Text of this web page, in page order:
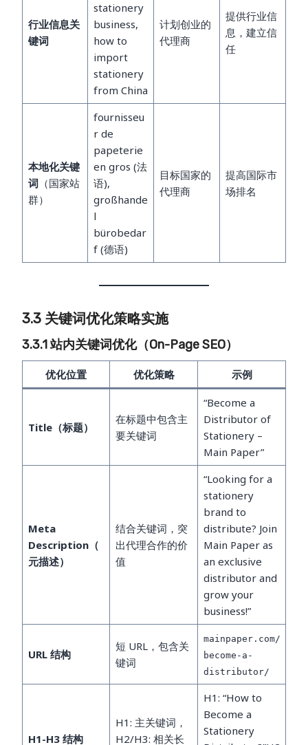
行业信息关
键词
stationery
business,
how to
import
stationery
from China
计划创业的
代理商
提供行业信
息，建立信
任
本地化关键
词 （国家站
群）
fournisseu
r de
papeterie
en gros (法
语),
großhande
l
bürobedar
f (德语)
目标国家的
代理商
提高国际市
场排名
3.3 关键词优化策略实施
3.3.1 站内关键词优化（On-Page SEO）
优化位置 优化策略 示例
Title（标题）
在标题中包含主
要关键词
“Become a
Distributor of
Stationery –
Main Paper”
Meta
Description（
元描述）
结合关键词，突
出代理合作的价
值
“Looking for a
stationery
brand to
distribute? Join
Main Paper as
an exclusive
distributor and
grow your
business!”
URL 结构
短 URL，包含关
键词
mainpaper.com/
become-a-
distributor/
H1-H3 结构
H1: 主关键词，
H2/H3: 相关长
H1: “How to
Become a
Stationery